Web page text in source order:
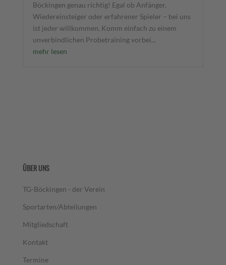
Böckingen genau richtig! Egal ob Anfänger,
Wiedereinsteiger oder erfahrener Spieler – bei uns
ist jeder willkommen. Komm einfach zu einem
unverbindlichen Probetraining vorbei...
mehr lesen
ÜBER UNS
TG-Böckingen - der Verein
Sportarten/Abteilungen
Mitgliedschaft
Kontakt
Termine